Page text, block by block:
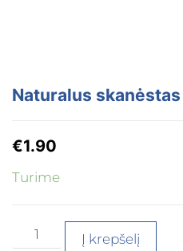
Naturalus
€1.90
Turime
Į krepšelį